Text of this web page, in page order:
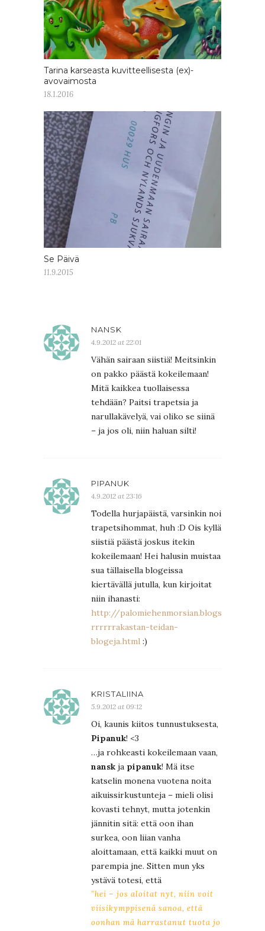
Tarina karseasta kuvitteellisesta (ex)-
avovaimosta
18.1.2016
Se Päivä
11.9.2015
NANSK
4.9.2012 at 22:01
Vähän sairaan siistiä! Meitsinkin
on pakko päästä kokeilemaan!
Mitä kaikkea tuollaisessa
tehdään? Paitsi trapetsia ja
narullakävelyä, vai oliko se siinä
– ja jos oli, niin haluan silti!
PIPANUK
4.9.2012 at 23:16
Todella hurjapäistä, varsinkin noi
trapetsihommat, huh :D Ois kyllä
siistiä päästä joskus itekin
kokeilemaan! Hei halusin muistaa
sua tällaisella blogeissa
kiertävällä jutulla, kun kirjoitat
niin ihanasti:
http://palomiehenmorsian.blogspot.fi/
rrrrrrakastan-teidan-
blogeja.html :)
KRISTALIINA
5.9.2012 at 09:12
Oi, kaunis kiitos tunnustuksesta,
Pipanuk! <3
…ja rohkeasti kokeilemaan vaan,
nansk ja pipanuk! Mä itse
katselin monena vuotena noita
aikuissirkustunteja – mieli olisi
kovasti tehnyt, mutta jotenkin
jännitin sitä: että oon ihan
surkea, oon liian vanha
aloittamaan, että kaikki muut on
parempia jne. Sitten mun yks
ystävä totesi, että
”hei – jos aloitat nyt, niin voit
viisikymppisenä sanoa, että
oonhan mä harrastanut tuota jo